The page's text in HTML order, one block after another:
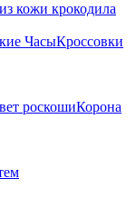
кожи крокодила
ЧасыКроссовки
роскошиКорона